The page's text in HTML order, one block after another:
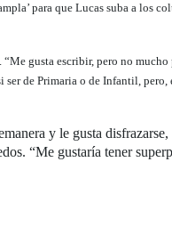
para que Lucas suba a los
gusta escribir, pero no
ser de Primaria o de Infantil,
y le gusta
“Me gustaría tener